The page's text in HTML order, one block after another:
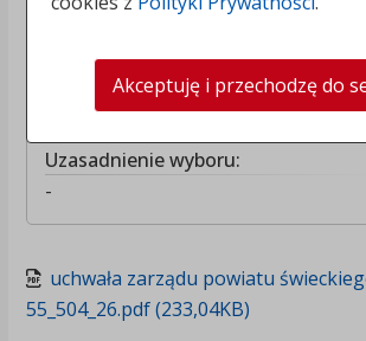
Lista wybranych kandydatów:
Pani Małgorzata Błaszkiewicz
Uzasadnienie wyboru:
-
uchwała zarządu powiatu
55_504_26.pdf (233,04KB)
Akceptuję i przechodzę do